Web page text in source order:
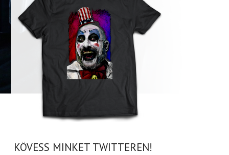
KÖVESS MINKET TWITTEREN!